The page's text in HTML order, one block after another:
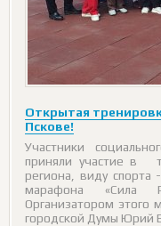
Открытая
Пскове!
Участники
приняли участие в
региона, виду спорта
марафона «Сила
Организатором этого
городской Думы Юрий